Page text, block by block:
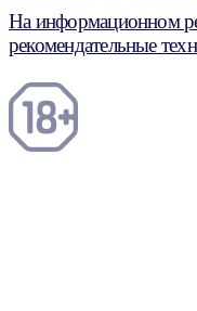
На информационном
рекомендательные